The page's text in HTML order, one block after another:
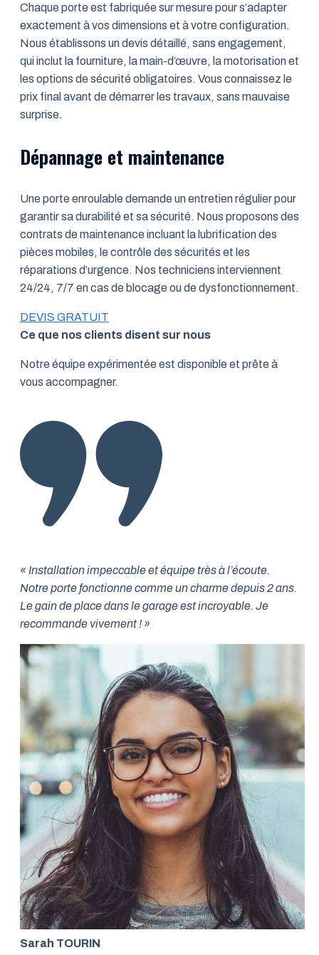
Chaque porte est fabriquée sur mesure pour s’adapter
exactement à vos dimensions et à votre configuration.
Nous établissons un devis détaillé, sans engagement,
qui inclut la fourniture, la main-d’œuvre, la motorisation et
les options de sécurité obligatoires. Vous connaissez le
prix final avant de démarrer les travaux, sans mauvaise
surprise.
Dépannage et maintenance
Une porte enroulable demande un entretien régulier pour
garantir sa durabilité et sa sécurité. Nous proposons des
contrats de maintenance incluant la lubrification des
pièces mobiles, le contrôle des sécurités et les
réparations d’urgence. Nos techniciens interviennent
24/24, 7/7 en cas de blocage ou de dysfonctionnement.
DEVIS GRATUIT
Ce que nos clients disent sur nous
Notre équipe expérimentée est disponible et prête à
vous accompagner.
« Installation impeccable et équipe très à l’écoute.
Notre porte fonctionne comme un charme depuis 2 ans.
Le gain de place dans le garage est incroyable. Je
recommande vivement ! »
Sarah TOURIN